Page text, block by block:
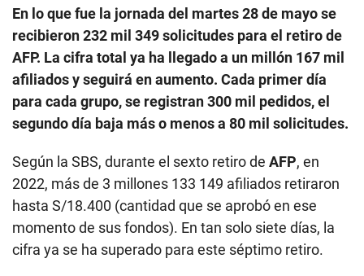
En lo que fue la jornada del martes 28 de mayo se
recibieron 232 mil 349 solicitudes para el retiro de
AFP. La cifra total ya ha llegado a un millón 167 mil
afiliados y seguirá en aumento. Cada primer día
para cada grupo, se registran 300 mil pedidos, el
segundo día baja más o menos a 80 mil solicitudes.
Según la SBS, durante el sexto retiro de AFP, en
2022, más de 3 millones 133 149 afiliados retiraron
hasta S/18.400 (cantidad que se aprobó en ese
momento de sus fondos). En tan solo siete días, la
cifra ya se ha superado para este séptimo retiro.